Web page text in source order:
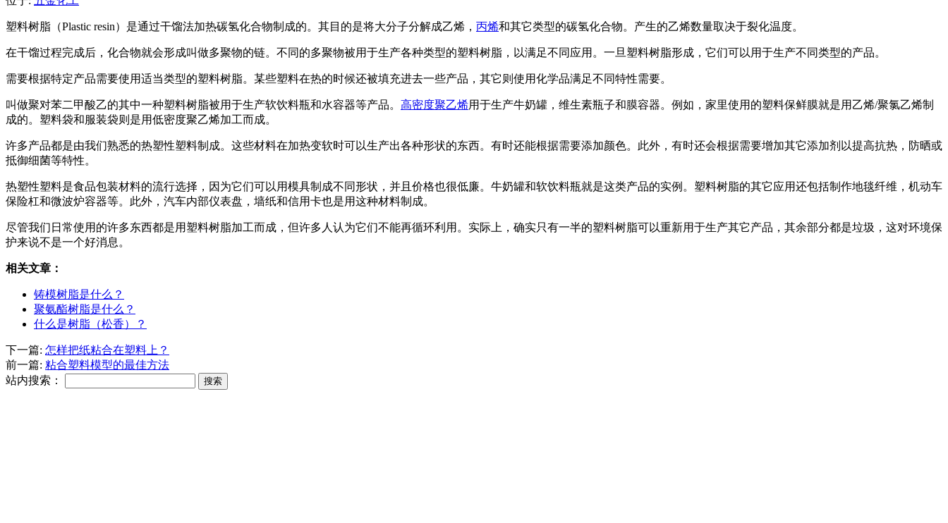
塑料树脂（Plastic resin）是通过干馏法加热碳氢化合物制成的。其目的是将大分子分解成乙烯， 丙烯和其它类型的碳氢化合物。产生的乙烯数量取决于裂化温度。
在干馏过程完成后，化合物就会形成叫做多聚物的链。不同的多聚物被用于生产各种类型的塑料树脂，以满足不同应用。一旦塑料树脂形成，它们可以用于生产不同类型的产品。
需要根据特定产品需要使用适当类型的塑料树脂。某些塑料在热的时候还被填充进去一些产品，其它则使用化学品满足不同特性需要。
叫做聚对苯二甲酸乙的其中一种塑料树脂被用于生产软饮料瓶和水容器等产品。 高密度聚乙烯用于生产牛奶罐，维生素瓶子和膜容器。例如，家里使用的塑料保鲜膜就是用乙烯/聚氯乙烯制
成的。塑料袋和服装袋则是用低密度聚乙烯加工而成。
许多产品都是由我们熟悉的热塑性塑料制成。这些材料在加热变软时可以生产出各种形状的东西。有时还能根据需要添加颜色。此外，有时还会根据需要增加其它添加剂以提高抗热，防晒或
抵御细菌等特性。
热塑性塑料是食品包装材料的流行选择，因为它们可以用模具制成不同形状，并且价格也很低廉。牛奶罐和软饮料瓶就是这类产品的实例。塑料树脂的其它应用还包括制作地毯纤维，机动车
保险杠和微波炉容器等。此外，汽车内部仪表盘，墙纸和信用卡也是用这种材料制成。
尽管我们日常使用的许多东西都是用塑料树脂加工而成，但许多人认为它们不能再循环利用。实际上，确实只有一半的塑料树脂可以重新用于生产其它产品，其余部分都是垃圾，这对环境保
护来说不是一个好消息。
相关文章：
铸模树脂是什么？
聚氨酯树脂是什么？
什么是树脂（松香）？
下一篇: 怎样把纸粘合在塑料上？
前一篇: 粘合塑料模型的最佳方法
站内搜索：